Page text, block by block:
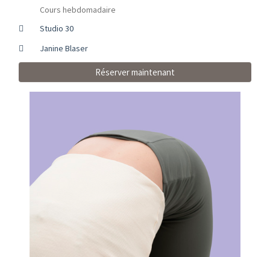
Cours hebdomadaire
Studio 30
Janine Blaser
Réserver maintenant